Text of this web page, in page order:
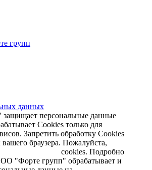
групп
данных
персональные данные
Cookies только для
Запретить обработку Cookies
браузера. Пожалуйста,
cookies. Подробно
"Форте групп" обрабатывает и